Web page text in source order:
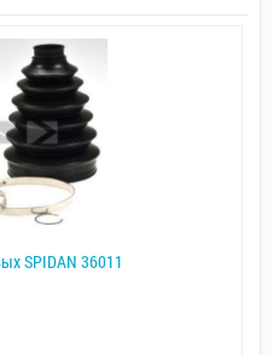
SPIDAN 36011